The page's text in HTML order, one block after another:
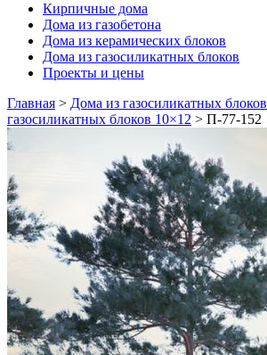
Кирпичные дома
Дома из газобетона
Дома из керамических блоков
Дома из газосиликатных блоков
Проекты и цены
Главная > Дома из газосиликатных блоков
газосиликатных блоков 10×12 > П-77-152